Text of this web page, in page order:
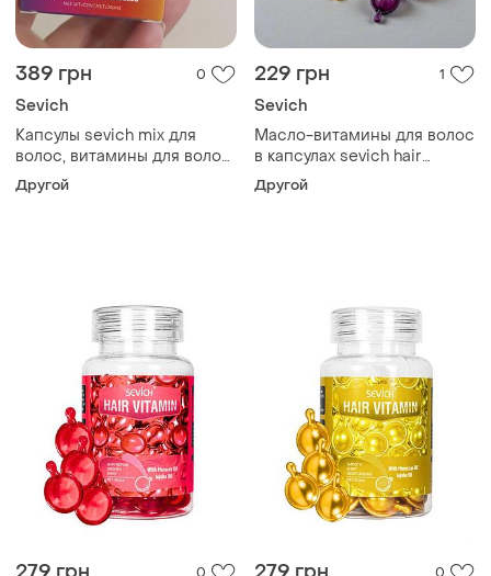
389 грн 0
Sevich
Капсулы sevich mix для
волос, витамины для волос,
питание и блеск вашим
волосам обновленный
Другой
229 грн 1
Sevich
Масло-витамины для волос
в капсулах sevich hair
vitamin mix, баночка 30 шт.
Другой
0 0